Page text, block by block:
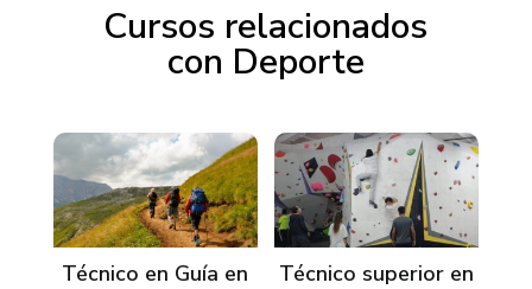
Cursos relacionados
con Deporte
Técnico en Guía en
Técnico superior en